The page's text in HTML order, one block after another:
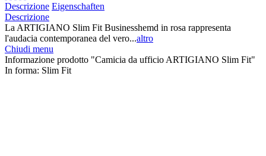
Descrizione Eigenschaften
Descrizione
La ARTIGIANO Slim Fit Businesshemd in rosa rappresenta
l'audacia contemporanea del vero...altro
Chiudi menu
Informazione prodotto "Camicia da ufficio ARTIGIANO Slim Fit"
In forma: Slim Fit